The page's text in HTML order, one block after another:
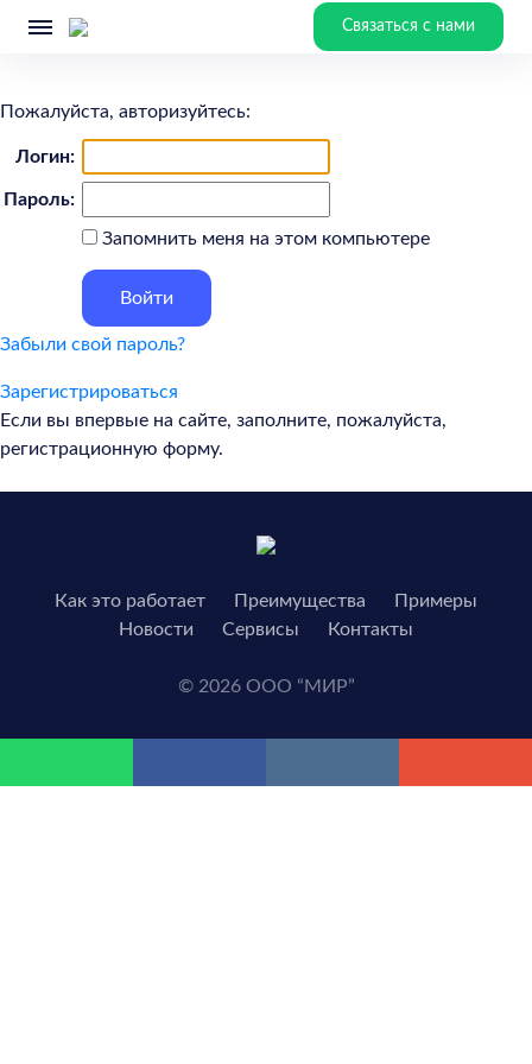
Связаться с нами
Пожалуйста, авторизуйтесь:
Логин:
Пароль:
Запомнить меня на этом компьютере
Забыли свой пароль?
Зарегистрироваться
Если вы впервые на сайте, заполните, пожалуйста,
регистрационную форму.
Как это работает Преимущества
Примеры
Новости
Сервисы Контакты
© 2026 ООО “МИР”